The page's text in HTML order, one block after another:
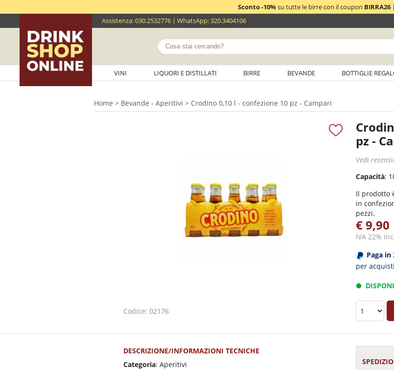
Sconto -10%su tutte le birre con il coupon BIRRA26|
Assistenza:030.2532776 | WhatsApp:320.3404106
VINI LIQUORI E DISTILLATI BIRRE BEVANDE BOTTIGLIE
Home > Bevande - Aperitivi > Crodino 0,10 l - confezione 10 pz - Campari
Codice: 02176
pz -
Vedi
Capacità:
Il prodotto
in
pezzi.
€ 9,90
IVA 22%
Paga
per
DESCRIZIONE/INFORMAZIONI TECNICHE
Categoria: Aperitivi